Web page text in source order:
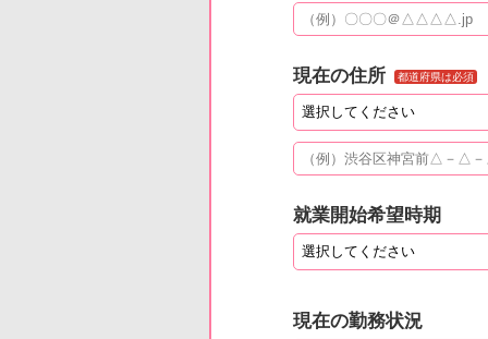
現在の住所 都道府県は必須
就業開始希望時期
現在の勤務状況